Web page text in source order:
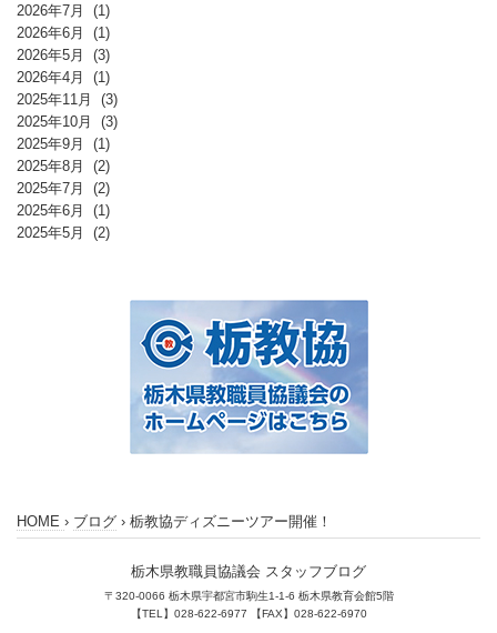
2026年7月
(1)
2026年6月
(1)
2026年5月
(3)
2026年4月
(1)
2025年11月
(3)
2025年10月
(3)
2025年9月
(1)
2025年8月
(2)
2025年7月
(2)
2025年6月
(1)
2025年5月
(2)
HOME › ブログ › 栃教協ディズニーツアー開催！
栃木県教職員協議会 スタッフブログ
〒320-0066 栃木県宇都宮市駒生1-1-6 栃木県教育会館5階
【TEL】028-622-6977 【FAX】028-622-6970